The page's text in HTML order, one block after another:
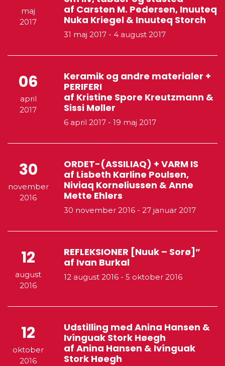
maj
2017
af Carsten M. Pedersen, Inuuteq
Nuka Kriegel & Inuuteq Storch
31 maj 2017 - 4 august 2017
06
april
2017
Keramik og andre materialer +
PERIFERI
af Kristine Spore Kreutzmann &
Sissi Møller
6 april 2017 - 19 maj 2017
30
november
2016
ORDET-(ASSILIAQ) + VARM IS
af Lisbeth Karline Poulsen,
Niviaq Korneliussen & Anne
Mette Ehlers
30 november 2016 - 27 januar 2017
12
august
2016
REFLEKSIONER [Nuuk – Sorø]”
af Ivan Burkal
12 august 2016 - 5 oktober 2016
12
oktober
2016
Udstilling med Anina Hansen &
Ivínguak Stork Høegh
af Anina Hansen & Ivínguak
Stork Høegh